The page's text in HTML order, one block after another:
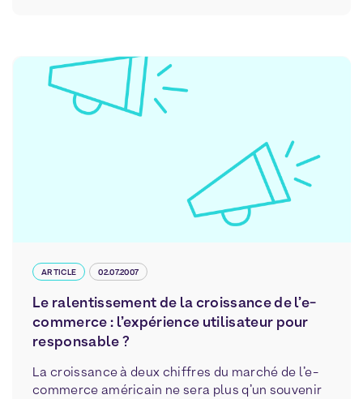
ARTICLE 02.07.2007
Le ralentissement de la croissance de l’e-
commerce : l’expérience utilisateur pour
responsable ?
La croissance à deux chiffres du marché de l’e-
commerce américain ne sera plus q’un souvenir